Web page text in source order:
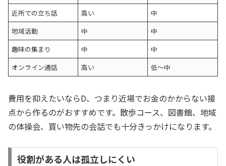
近所での立ち話
高い
中
地域活動
中
中
趣味の集まり
中
中
オンライン通話
高い 低〜中
費用を抑えたいならD、つまり近場でお金のかからない接
点から作るのがおすすめです。散歩コース、図書館、地域
の体操会、買い物先の会話でも十分きっかけになります。
役割がある人は孤立しにくい